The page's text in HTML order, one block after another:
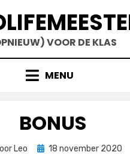
VOOR DE KLAS
MENU
BONUS
Leo
Geplaatst
18 november 2020